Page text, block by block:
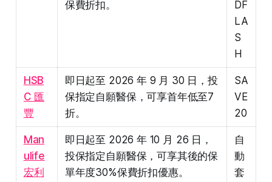
保費折扣。
DF
LA
S
H
HSB
C 匯
豐
即日起至 2026 年 9 月 30 日，投
保指定自願醫保，可享首年低至7
折。
SA
VE
20
Man
ulife
宏利
即日起至 2026 年 10 月 26 日，
投保指定自願醫保，可享其後的保
單年度30%保費折扣優惠。
自
動
套